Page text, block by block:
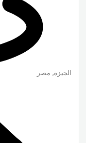
الجيزة, مصر